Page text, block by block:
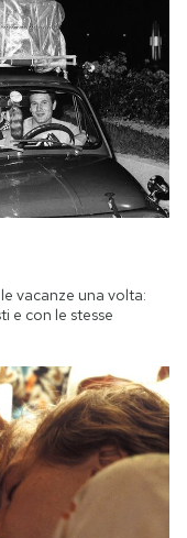
vacanze una volta:
e con le stesse